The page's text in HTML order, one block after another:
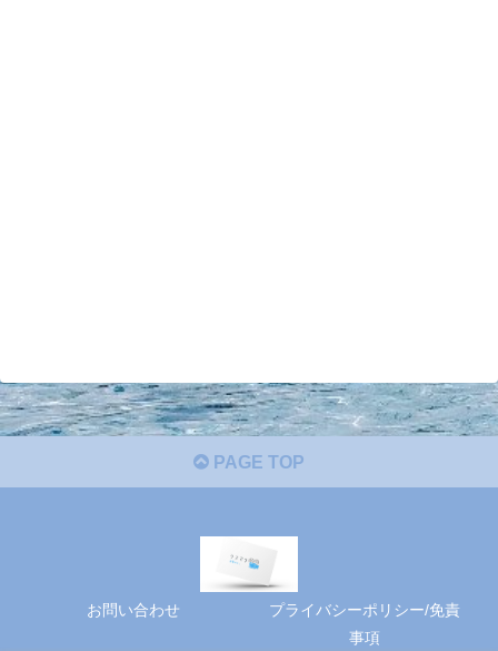
PAGE TOP
お問い合わせ
プライバシーポリシー/免責
事項